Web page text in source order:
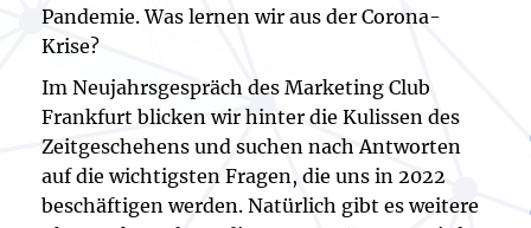
Pandemie. Was lernen wir aus der Corona-
Krise?
Im Neujahrsgespräch des Marketing Club
Frankfurt blicken wir hinter die Kulissen des
Zeitgeschehens und suchen nach Antworten
auf die wichtigsten Fragen, die uns in 2022
beschäftigen werden. Natürlich gibt es weitere